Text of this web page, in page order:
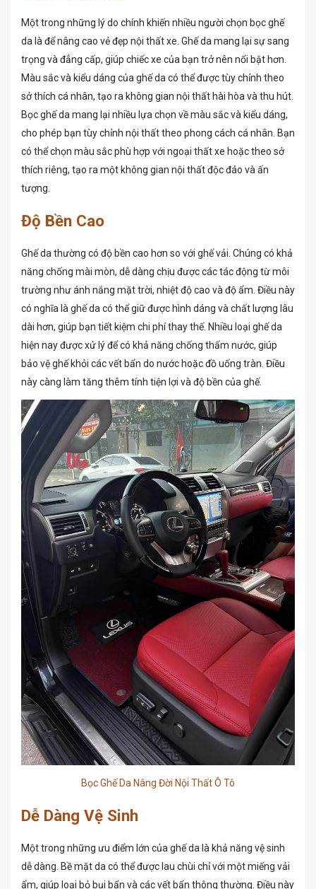
Một trong những lý do chính khiến nhiều người chọn bọc ghế
da là để nâng cao vẻ đẹp nội thất xe. Ghế da mang lại sự sang
trọng và đẳng cấp, giúp chiếc xe của bạn trở nên nổi bật hơn.
Màu sắc và kiểu dáng của ghế da có thể được tùy chỉnh theo
sở thích cá nhân, tạo ra không gian nội thất hài hòa và thu hút.
Bọc ghế da mang lại nhiều lựa chọn về màu sắc và kiểu dáng,
cho phép bạn tùy chỉnh nội thất theo phong cách cá nhân. Bạn
có thể chọn màu sắc phù hợp với ngoại thất xe hoặc theo sở
thích riêng, tạo ra một không gian nội thất độc đáo và ấn
tượng.
Độ Bền Cao
Ghế da thường có độ bền cao hơn so với ghế vải. Chúng có khả
năng chống mài mòn, dễ dàng chịu được các tác động từ môi
trường như ánh nắng mặt trời, nhiệt độ cao và độ ẩm. Điều này
có nghĩa là ghế da có thể giữ được hình dáng và chất lượng lâu
dài hơn, giúp bạn tiết kiệm chi phí thay thế. Nhiều loại ghế da
hiện nay được xử lý để có khả năng chống thấm nước, giúp
bảo vệ ghế khỏi các vết bẩn do nước hoặc đồ uống tràn. Điều
này càng làm tăng thêm tính tiện lợi và độ bền của ghế.
Bọc Ghế Da Nâng Đời Nội Thất Ô Tô
Dễ Dàng Vệ Sinh
Một trong những ưu điểm lớn của ghế da là khả năng vệ sinh
dễ dàng. Bề mặt da có thể được lau chùi chỉ với một miếng vải
ẩm, giúp loại bỏ bụi bẩn và các vết bẩn thông thường. Điều này